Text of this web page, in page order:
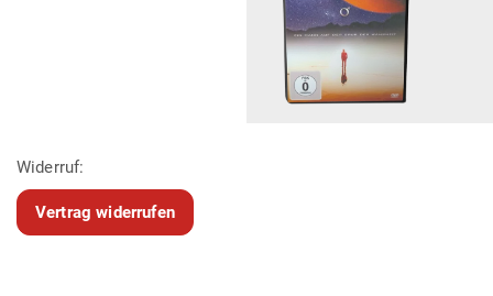
Widerruf:
Vertrag widerrufen